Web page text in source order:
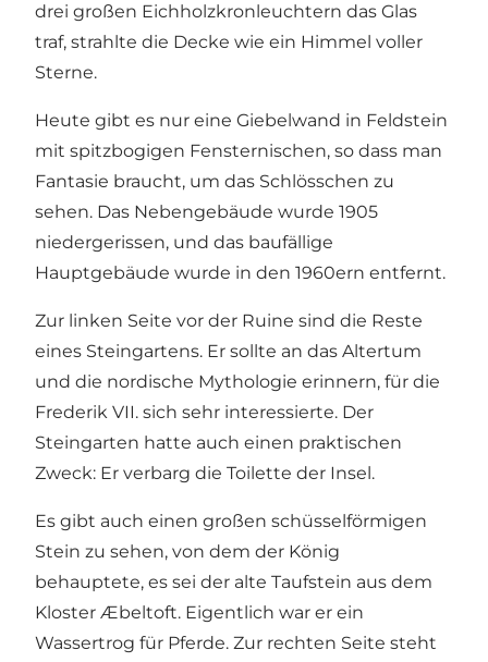
drei großen Eichholzkronleuchtern das Glas
traf, strahlte die Decke wie ein Himmel voller
Sterne.
Heute gibt es nur eine Giebelwand in Feldstein
mit spitzbogigen Fensternischen, so dass man
Fantasie braucht, um das Schlösschen zu
sehen. Das Nebengebäude wurde 1905
niedergerissen, und das baufällige
Hauptgebäude wurde in den 1960ern entfernt.
Zur linken Seite vor der Ruine sind die Reste
eines Steingartens. Er sollte an das Altertum
und die nordische Mythologie erinnern, für die
Frederik VII. sich sehr interessierte. Der
Steingarten hatte auch einen praktischen
Zweck: Er verbarg die Toilette der Insel.
Es gibt auch einen großen schüsselförmigen
Stein zu sehen, von dem der König
behauptete, es sei der alte Taufstein aus dem
Kloster Æbeltoft. Eigentlich war er ein
Wassertrog für Pferde. Zur rechten Seite steht